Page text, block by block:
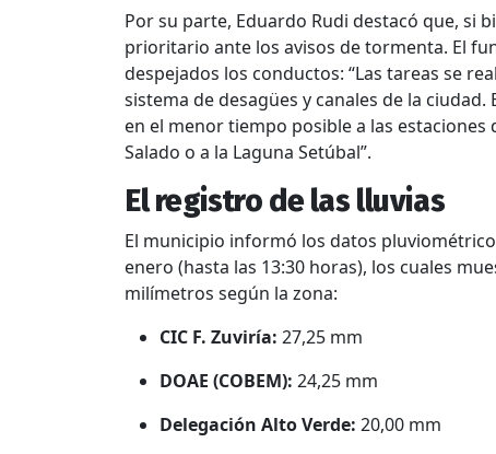
Por su parte, Eduardo Rudi destacó que, si
prioritario ante los avisos de tormenta. El
despejados los conductos: “Las tareas se
sistema de desagües y canales de la
en el menor tiempo posible a las estaciones
Salado o a la Laguna Setúbal”.
El registro de las lluvias
El municipio informó los datos
enero (hasta las 13:30 horas), los cuales
milímetros según la zona:
CIC F. Zuviría: 27,25 mm
DOAE (COBEM): 24,25 mm
Delegación Alto Verde: 20,00 mm